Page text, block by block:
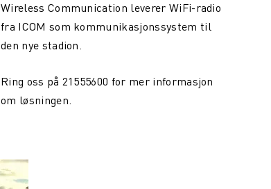
Wireless Communication leverer WiFi-radio
fra ICOM som kommunikasjonssystem til
den nye stadion.
Ring oss på 21555600 for mer informasjon
om løsningen.